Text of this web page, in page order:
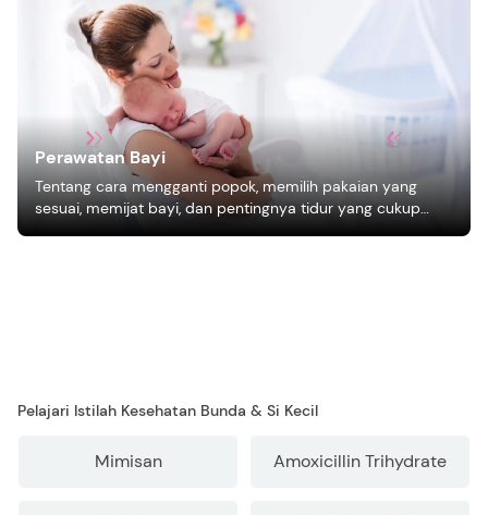
Perawatan Bayi
Tentang cara mengganti popok, memilih pakaian yang
sesuai, memijat bayi, dan pentingnya tidur yang cukup
bagi pertumbuhan bayi.
Pelajari Istilah Kesehatan Bunda & Si Kecil
Mimisan Amoxicillin Trihydrate